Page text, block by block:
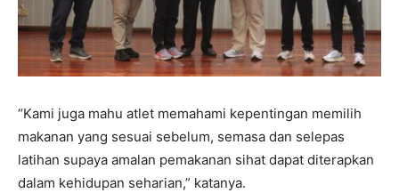
“Kami juga mahu atlet memahami kepentingan memilih
makanan yang sesuai sebelum, semasa dan selepas
latihan supaya amalan pemakanan sihat dapat diterapkan
dalam kehidupan seharian,” katanya.